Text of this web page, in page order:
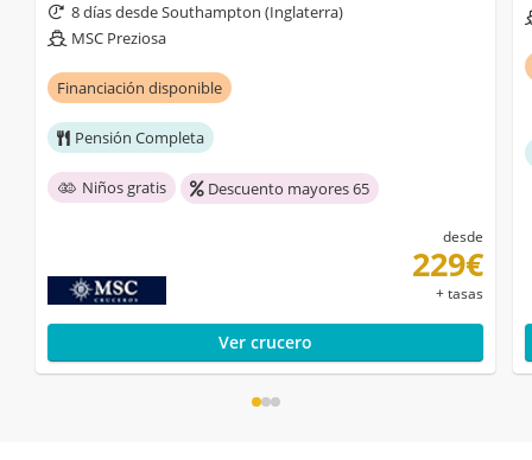
8 días desde Southampton (Inglaterra)
MSC Preziosa
Financiación disponible
Pensión Completa
Niños gratis Descuento mayores 65
desde
229€
+ tasas
Ver crucero